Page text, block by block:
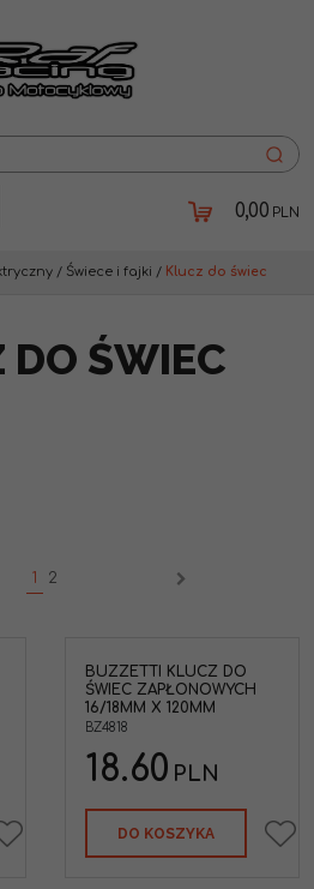
0,00 PLN
/ Świece i fajki / Klucz do świec
DO ŚWIEC
1 2
BUZZETTI KLUCZ DO
ŚWIEC ZAPŁONOWYCH
16/18MM X 120MM
BZ4818
18.60 PLN
DO KOSZYKA